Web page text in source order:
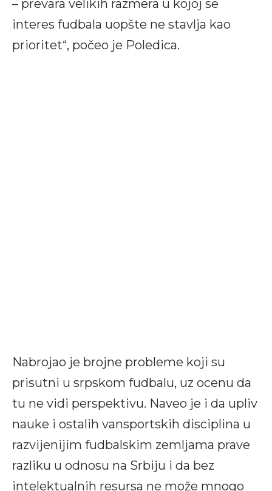
– prevara velikih razmera u kojoj se
interes fudbala uopšte ne stavlja kao
prioritet“, počeo je Poledica.
Nabrojao je brojne probleme koji su
prisutni u srpskom fudbalu, uz ocenu da
tu ne vidi perspektivu. Naveo je i da upliv
nauke i ostalih vansportskih disciplina u
razvijenijim fudbalskim zemljama prave
razliku u odnosu na Srbiju i da bez
intelektualnih resursa ne može mnogo